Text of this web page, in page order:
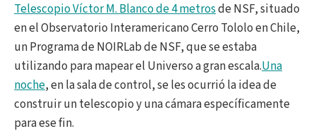
Telescopio Víctor M. Blanco de 4 metrosde NSF, situado
en el Observatorio Interamericano Cerro Tololo en Chile,
un Programa de NOIRLab de NSF, que se estaba
utilizando para mapear el Universo a gran escala.Una
noche, en la sala de control, se les ocurrió la idea de
construir un telescopio y una cámara específicamente
para ese fin.